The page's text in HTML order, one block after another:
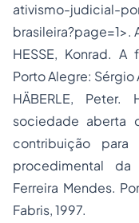
ativismo-judicial-
brasileira?page=1>.
HESSE, Konrad.
Porto Alegre: Sérgio
HÄBERLE, Peter.
sociedade aberta
contribuição
procedimental da
Ferreira Mendes.
Fabris, 1997.